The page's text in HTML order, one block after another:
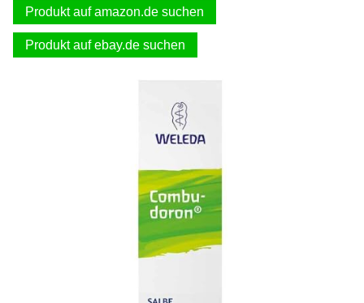
Impressum
Produkt auf amazon.de suchen
Produkt auf ebay.de suchen